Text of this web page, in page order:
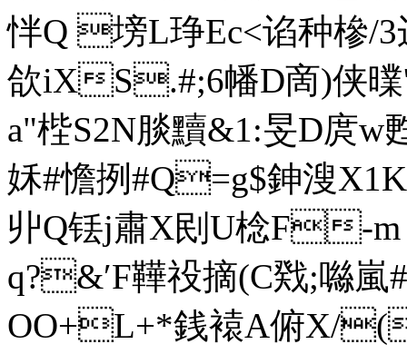
怑Q 塝L琤Ec<谄种槮/3
欱iXS.#;6幡D啇)侠
a"梐S2N腅黷&1:旻D庹
姀#憺挒#Q=g$鉮溲X1Kl
丱Q铥j肅X刡U棯F-m
q?&′F鞾祋摘(C戣;噝
OO+L+*銭褤A俯X/